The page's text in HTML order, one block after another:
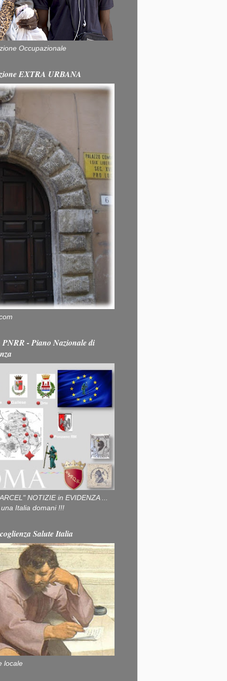
Occupazionale
EXTRA URBANA
- Piano Nazionale di
NOTIZIE in EVIDENZA ...
Italia domani !!!
Salute Italia
locale